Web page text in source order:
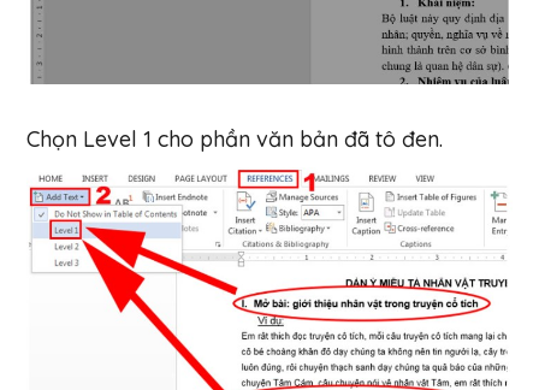
Chọn Level 1 cho phần văn bản đã tô đen.